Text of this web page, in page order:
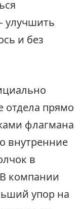
улучшить
и без
отдела прямо
флагмана
внутренние
в
компании
упор на